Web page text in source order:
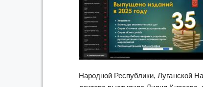
Народной Республики, Луганской